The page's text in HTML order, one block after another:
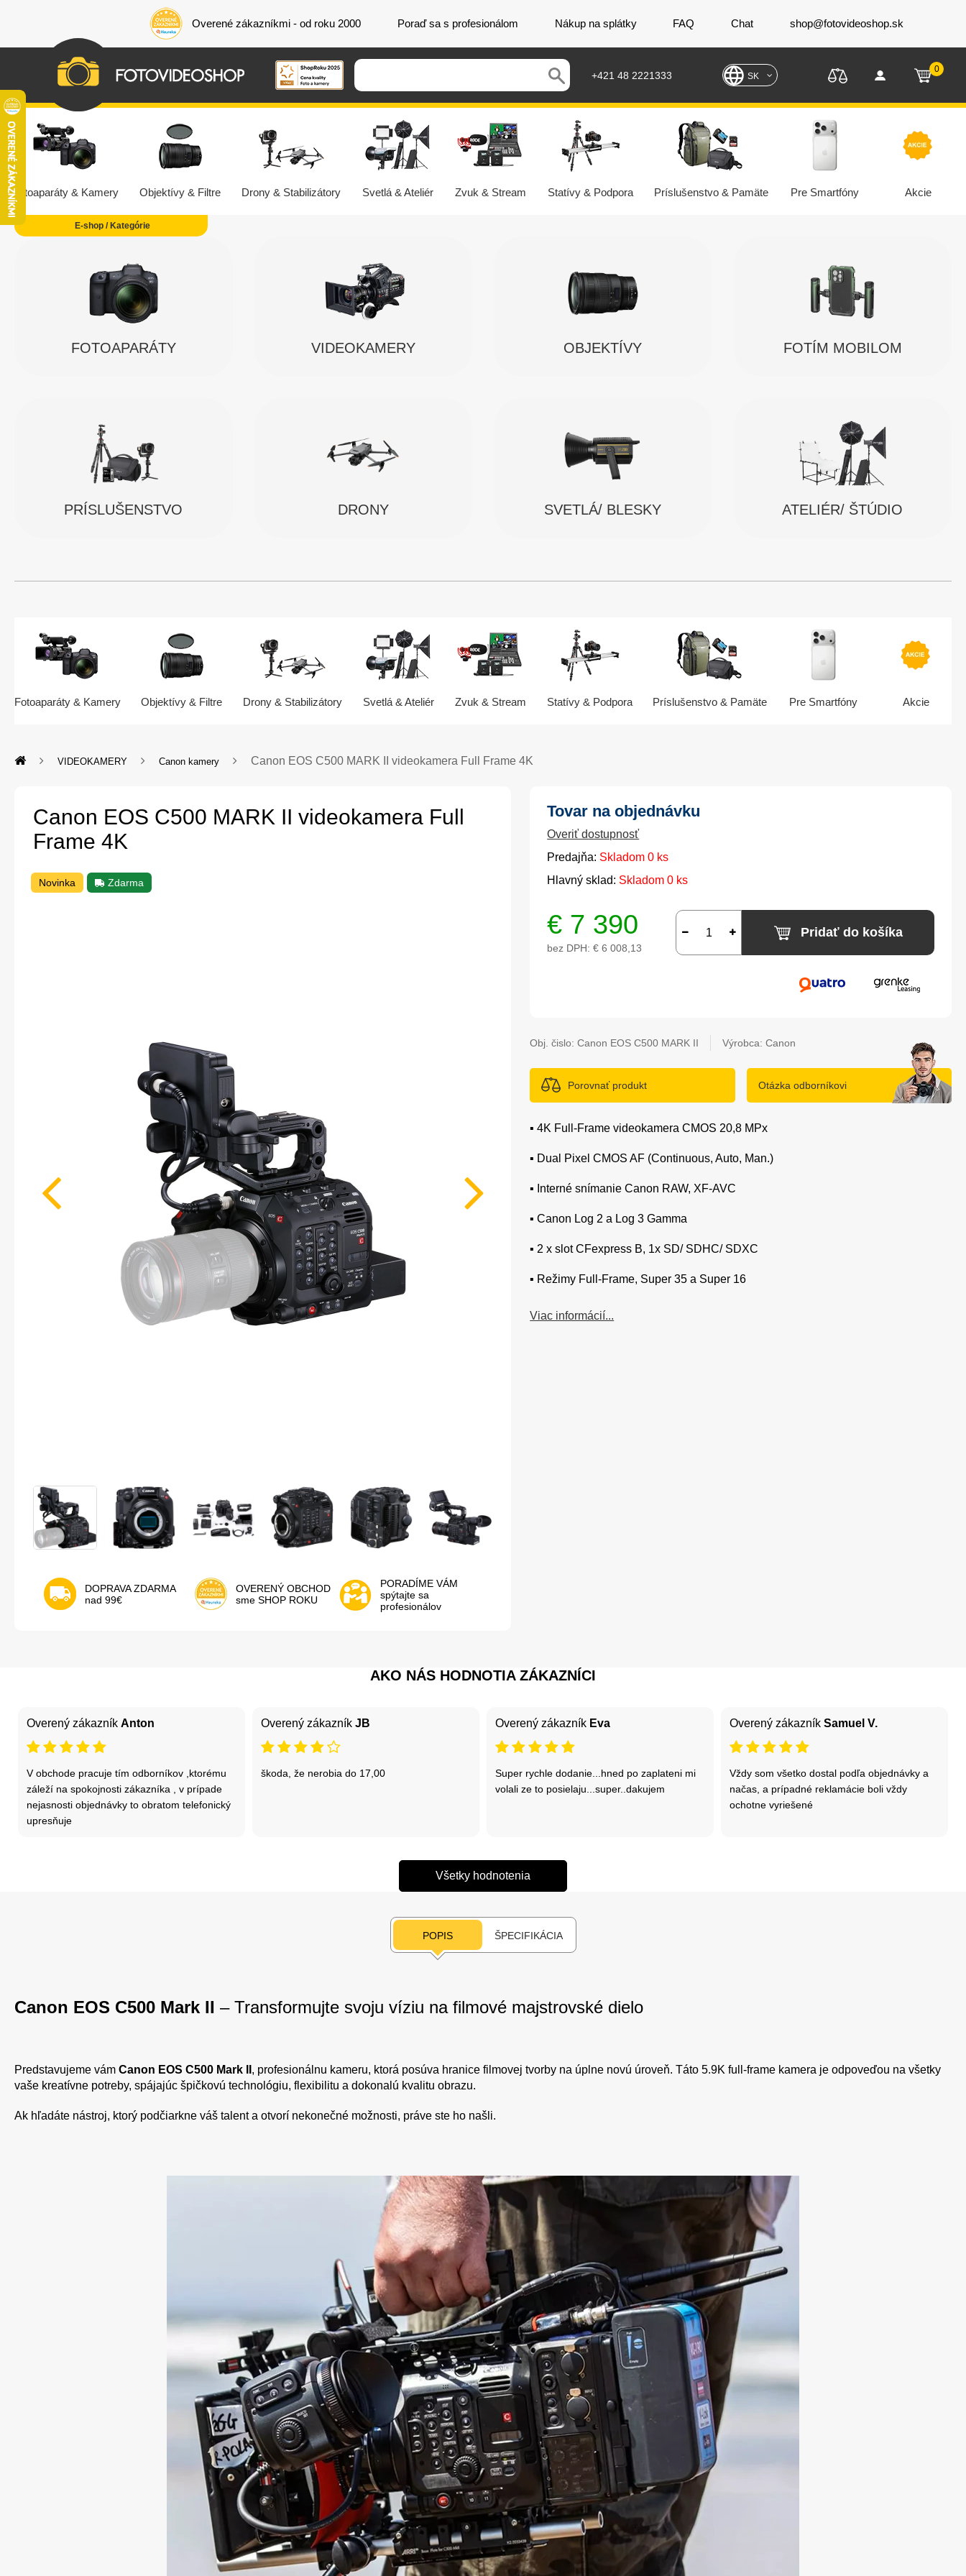
Overené zákazníkmi - od roku 2000 Poraď sa s profesionálom Nákup na splátky FAQ Chat shop@fotovideoshop.sk
+421 48 2221333 SK
0
Fotoaparáty & Kamery Objektívy & Filtre Drony & Stabilizátory Svetlá & Ateliér Zvuk & Stream Statívy & Podpora Príslušenstvo & Pamäte Pre Smartfóny Akcie
FOTOAPARÁTY VIDEOKAMERY OBJEKTÍVY FOTÍM MOBILOM
PRÍSLUŠENSTVO DRONY SVETLÁ/ BLESKY ATELIÉR/ ŠTÚDIO
Fotoaparáty & Kamery Objektívy & Filtre Drony & Stabilizátory Svetlá & Ateliér Zvuk & Stream Statívy & Podpora Príslušenstvo & Pamäte Pre Smartfóny Akcie
VIDEOKAMERY Canon kamery Canon EOS C500 MARK II videokamera Full Frame 4K
Canon EOS C500 MARK II videokamera Full
Frame 4K
Novinka Zdarma
DOPRAVA ZDARMA
nad 99€
OVERENÝ OBCHOD
sme SHOP ROKU
PORADÍME VÁM
spýtajte sa
profesionálov
Tovar na objednávku
Overiť dostupnosť
Predajňa: Skladom 0 ks
Hlavný sklad: Skladom 0 ks
€ 7 390
bez DPH: € 6 008,13
Pridať do košíka
Obj. čislo:Canon EOS C500 MARK II Výrobca: Canon
Porovnať produkt Otázka odborníkovi
▪️ 4K Full-Frame videokamera CMOS 20,8 MPx
▪️ Dual Pixel CMOS AF (Continuous, Auto, Man.)
▪️ Interné snímanie Canon RAW, XF-AVC
▪️ Canon Log 2 a Log 3 Gamma
▪️ 2 x slot CFexpress B, 1x SD/ SDHC/ SDXC
▪️ Režimy Full-Frame, Super 35 a Super 16
Viac informácií...
AKO NÁS HODNOTIA ZÁKAZNÍCI
Overený zákazník Anton
V obchode pracuje tím odborníkov ,ktorému
záleží na spokojnosti zákazníka , v prípade
nejasnosti objednávky to obratom telefonický
upresňuje
Overený zákazník JB
škoda, že nerobia do 17,00
Overený zákazník Eva
Super rychle dodanie...hned po zaplateni mi
volali ze to posielaju...super..dakujem
Overený zákazník Samuel V.
Vždy som všetko dostal podľa objednávky a
načas, a prípadné reklamácie boli vždy
ochotne vyriešené
Všetky hodnotenia
POPIS ŠPECIFIKÁCIA
Canon EOS C500 Mark II – Transformujte svoju víziu na filmové majstrovské dielo
Predstavujeme vám Canon EOS C500 Mark II , profesionálnu kameru, ktorá posúva hranice filmovej tvorby na úplne novú úroveň. Táto 5.9K full-frame kamera je odpoveďou na všetky
vaše kreatívne potreby, spájajúc špičkovú technológiu, flexibilitu a dokonalú kvalitu obrazu.
Ak hľadáte nástroj, ktorý podčiarkne váš talent a otvorí nekonečné možnosti, práve ste ho našli.
E-shop / Kategórie